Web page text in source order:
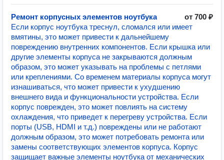
Ремонт корпусных элементов ноутбука
от 700 ₽
Если корпус ноутбука треснул, сломался или имеет
вмятины, это может привести к дальнейшему
повреждению внутренних компонентов. Если крышка или
другие элементы корпуса не закрываются должным
образом, это может указывать на проблемы с петлями
или креплениями. Со временем материалы корпуса могут
изнашиваться, что может привести к ухудшению
внешнего вида и функциональности устройства. Если
корпус поврежден, это может повлиять на систему
охлаждения, что приведет к перегреву устройства. Если
порты (USB, HDMI и т.д.) повреждены или не работают
должным образом, это может потребовать ремонта или
замены соответствующих элементов корпуса. Корпус
защищает важные элементы ноутбука от механических